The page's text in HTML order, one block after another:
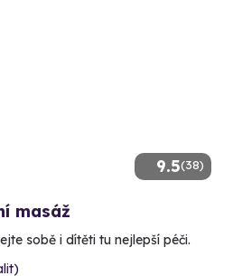
9.5(38)
masáž
sobě i dítěti tu nejlepší péči.